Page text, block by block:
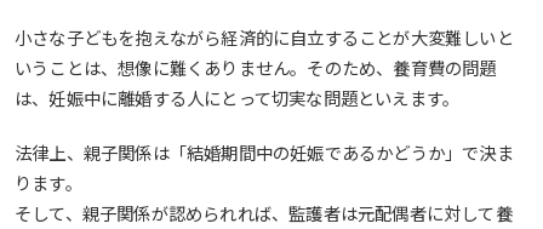
小さな子どもを抱えながら経済的に自立することが大変難しいと
いうことは、想像に難くありません。そのため、養育費の問題
は、妊娠中に離婚する人にとって切実な問題といえます。
法律上、親子関係は「結婚期間中の妊娠であるかどうか」で決ま
ります。
そして、親子関係が認められれば、監護者は元配偶者に対して養